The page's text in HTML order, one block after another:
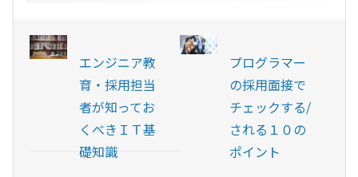
エンジニア教
育・採用担当
者が知ってお
くべきＩＴ基
礎知識
プログラマー
の採用面接で
チェックする/
される１０の
ポイント